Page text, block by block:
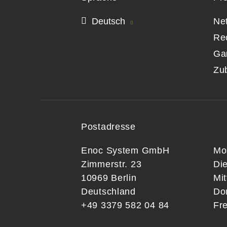
Deutsch
Postadresse
Enoc System GmbH
Zimmerstr. 23
10969 Berlin
Deutschland
+49 3379 582 04 84